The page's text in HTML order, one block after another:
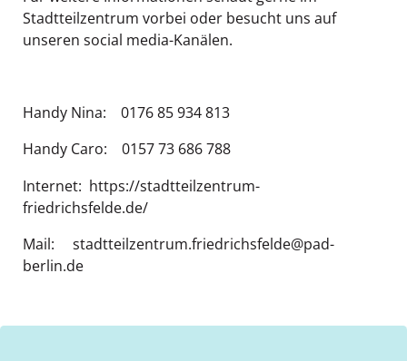
Stadtteilzentrum vorbei oder besucht uns auf
unseren social media-Kanälen.
Handy Nina: 0176 85 934 813
Handy Caro: 0157 73 686 788
Internet: https://stadtteilzentrum-
friedrichsfelde.de/
Mail: stadtteilzentrum.friedrichsfelde@pad-
berlin.de